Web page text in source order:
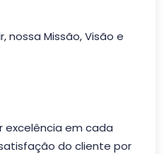
nossa Missão, Visão e
excelência em cada
do cliente por